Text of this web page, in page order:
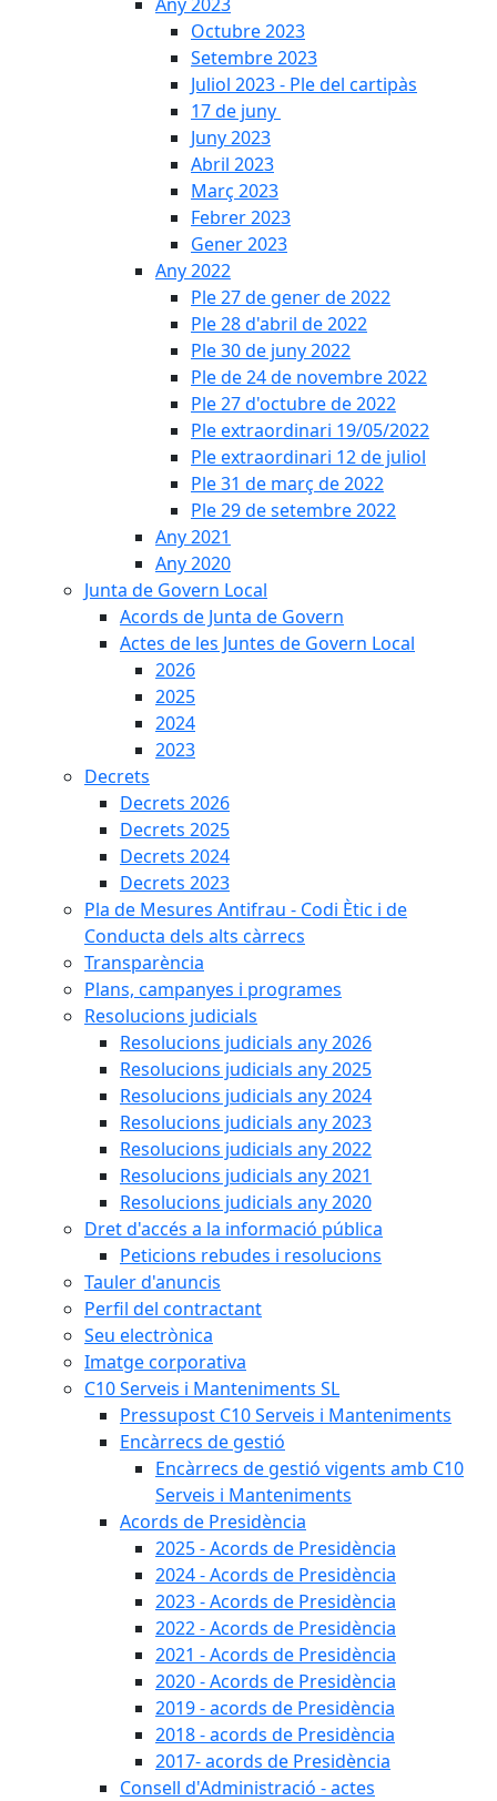
Octubre 2023
Setembre 2023
Juliol 2023 - Ple del cartipàs
17 de juny
Juny 2023
Abril 2023
Març 2023
Febrer 2023
Gener 2023
Any 2022
Ple 27 de gener de 2022
Ple 28 d'abril de 2022
Ple 30 de juny 2022
Ple de 24 de novembre 2022
Ple 27 d'octubre de 2022
Ple extraordinari 19/05/2022
Ple extraordinari 12 de juliol
Ple 31 de març de 2022
Ple 29 de setembre 2022
Any 2021
Any 2020
Junta de Govern Local
Acords de Junta de Govern
Actes de les Juntes de Govern Local
2026
2025
2024
2023
Decrets
Decrets 2026
Decrets 2025
Decrets 2024
Decrets 2023
Pla de Mesures Antifrau - Codi Ètic i de
Conducta dels alts càrrecs
Transparència
Plans, campanyes i programes
Resolucions judicials
Resolucions judicials any 2026
Resolucions judicials any 2025
Resolucions judicials any 2024
Resolucions judicials any 2023
Resolucions judicials any 2022
Resolucions judicials any 2021
Resolucions judicials any 2020
Dret d'accés a la informació pública
Peticions rebudes i resolucions
Tauler d'anuncis
Perfil del contractant
Seu electrònica
Imatge corporativa
C10 Serveis i Manteniments SL
Pressupost C10 Serveis i Manteniments
Encàrrecs de gestió
Encàrrecs de gestió vigents amb C10
Serveis i Manteniments
Acords de Presidència
2025 - Acords de Presidència
2024 - Acords de Presidència
2023 - Acords de Presidència
2022 - Acords de Presidència
2021 - Acords de Presidència
2020 - Acords de Presidència
2019 - acords de Presidència
2018 - acords de Presidència
2017- acords de Presidència
Consell d'Administració - actes